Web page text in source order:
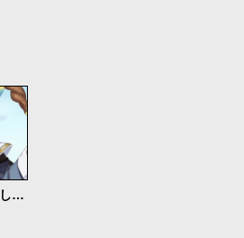
世界最強の魔女、始めました ～私だけ『攻略サイト』を見れる世界で自由に生きます～